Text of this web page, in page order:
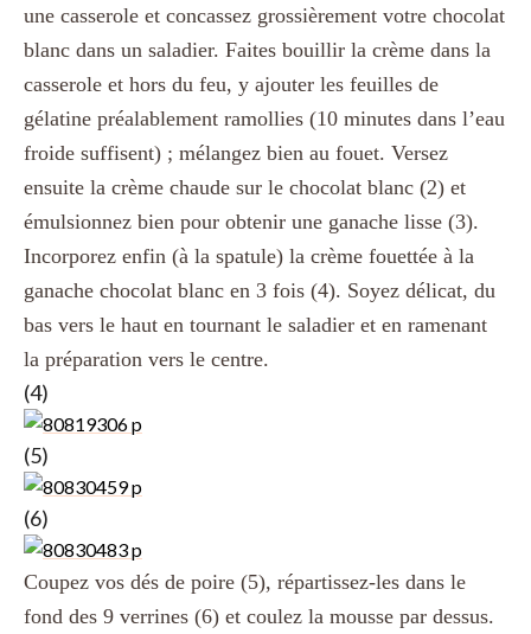
une casserole et concassez grossièrement votre chocolat
blanc dans un saladier. Faites bouillir la crème dans la
casserole et hors du feu, y ajouter les feuilles de
gélatine préalablement ramollies (10 minutes dans l’eau
froide suffisent) ; mélangez bien au fouet. Versez
ensuite la crème chaude sur le chocolat blanc (2) et
émulsionnez bien pour obtenir une ganache lisse (3).
Incorporez enfin (à la spatule) la crème fouettée à la
ganache chocolat blanc en 3 fois (4). Soyez délicat, du
bas vers le haut en tournant le saladier et en ramenant
la préparation vers le centre.
(4)
(5)
(6)
Coupez vos dés de poire (5), répartissez-les dans le
fond des 9 verrines (6) et coulez la mousse par dessus.